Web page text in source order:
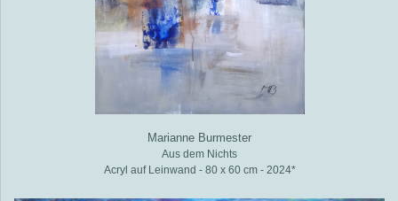
Marianne Burmester
Aus dem Nichts
Acryl auf Leinwand - 80 x 60 cm - 2024*